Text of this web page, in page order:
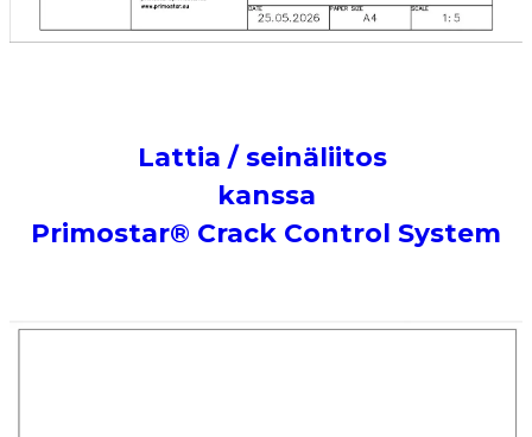
Lattia / seinäliitos
kanssa
Primostar® Crack Control System